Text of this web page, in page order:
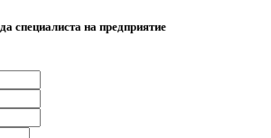
специалиста на предприятие